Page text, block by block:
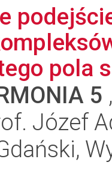
pola
5
Józef